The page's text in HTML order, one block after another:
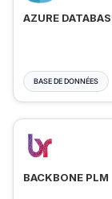
AZURE
BASE DE DONNÉES
BACKBONE PLM